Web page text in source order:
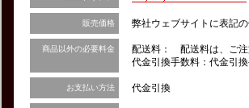
販売価格 弊社ウェブサイトに表記
商品以外の必要料金
配送料： 配送料は、ご注
代金引換手数料：代金引
お支払い方法 代金引換